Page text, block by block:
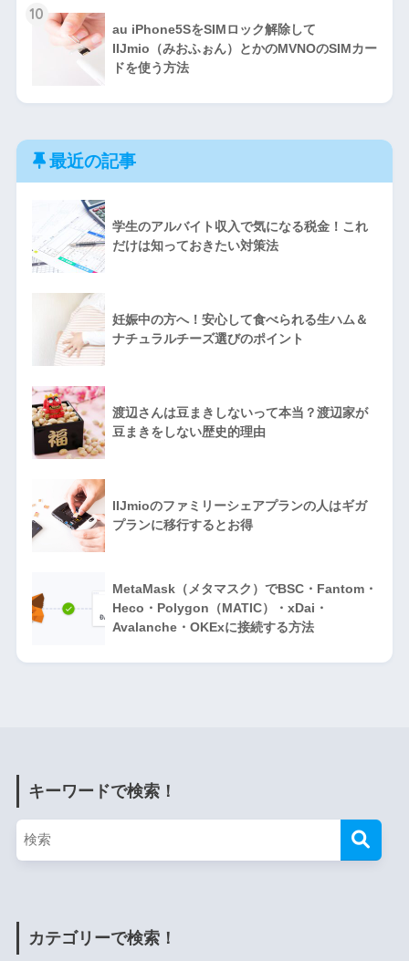
10
au iPhone5SをSIMロック解除して
IIJmio（みおふぉん）とかのMVNOのSIMカー
ドを使う方法
最近の記事
学生のアルバイト収入で気になる税金！これ
だけは知っておきたい対策法
妊娠中の方へ！安心して食べられる生ハム＆
ナチュラルチーズ選びのポイント
渡辺さんは豆まきしないって本当？渡辺家が
豆まきをしない歴史的理由
IIJmioのファミリーシェアプランの人はギガ
プランに移行するとお得
MetaMask（メタマスク）でBSC・Fantom・
Heco・Polygon（MATIC）・xDai・
Avalanche・OKExに接続する方法
キーワードで検索！
カテゴリーで検索！